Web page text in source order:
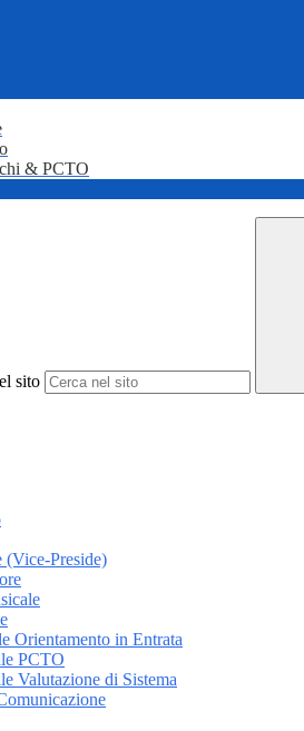
& PCTO
sito
(Vice-Preside)
Orientamento in Entrata
PCTO
Valutazione di Sistema